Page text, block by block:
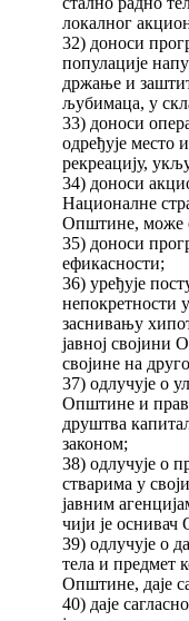
локалног
32) доноси
популације
држање и
љубимаца, у
33) доноси
одређује место
рекреацију,
34) доноси
Националне
Општине, може
35) доноси
ефикасности;
36) уређује
непокретности
заснивању
јавној својини
својине на
37) одлучује о
Општине и
друштва
законом;
38) одлучује о
стварима у
јавним
чији је
39) одлучује о
тела и предмет
Општине, даје
40) даје